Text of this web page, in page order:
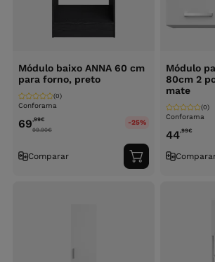
Módulo baixo ANNA 60 cm
para forno, preto
Conforama
(0)
69,99€
99.90€
-25%
Comparar
Adicionar
ao
Módulo
80cm 2
mate
Conforama
(0)
44,99€